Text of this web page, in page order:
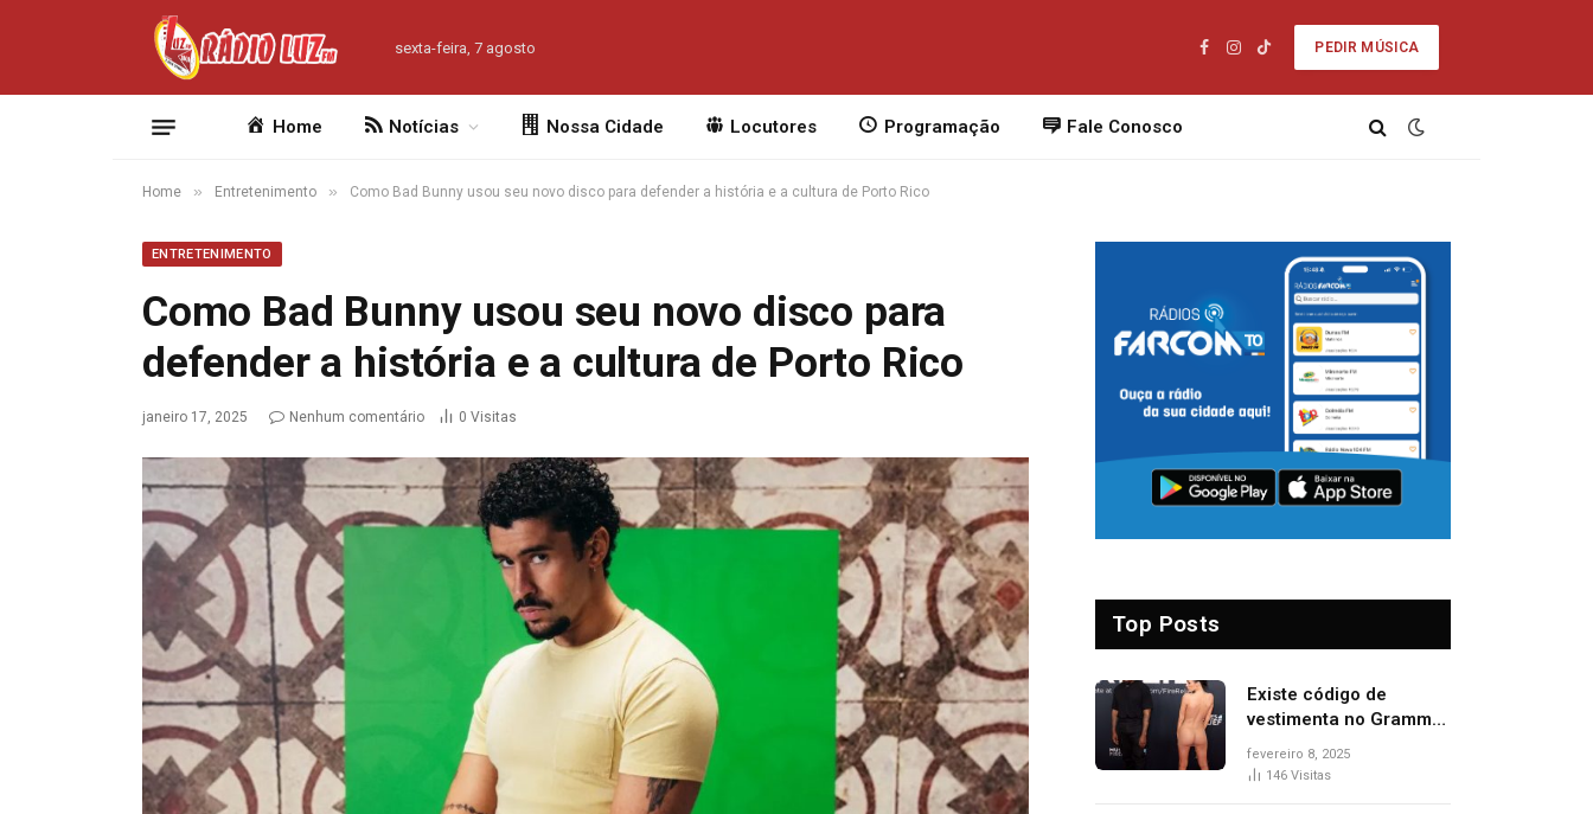
sexta-feira, 7 agosto
Facebook
Instagram
TikTok
PEDIR MÚSICA
Home Notícias Nossa Cidade Locutores Programação Fale Conosco
Home » Entretenimento » Como Bad Bunny usou seu novo disco para defender a história e a cultura de Porto Rico
ENTRETENIMENTO
Como Bad Bunny usou seu novo disco para
defender a história e a cultura de Porto Rico
janeiro 17, 2025 Nenhum comentário 0 Visitas
Top Posts
Existe código de
vestimenta no Grammy?
Questionamento surgiu
após Bianca Censori,
fevereiro 8, 2025
146 Visitas